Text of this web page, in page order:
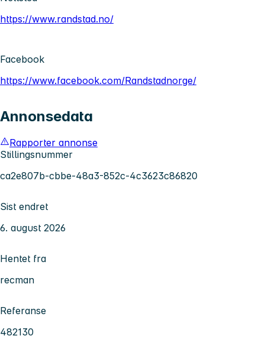
https://www.randstad.no/
Facebook
https://www.facebook.com/Randstadnorge/
Annonsedata
Rapporter annonse
Stillingsnummer
ca2e807b-cbbe-48a3-852c-4c3623c86820
Sist endret
6. august 2026
Hentet fra
recman
Referanse
482130